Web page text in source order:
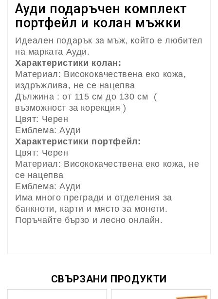
Ауди подаръчен комплект
портфейл и колан мъжки
Идеален подарък за мъж, който е любител
на марката Ауди.
Характеристики колан:
Материал: Висококачествена еко кожа,
издръжлива, не се нацепва
Дължина : от 115 см до 130 см (
възможност за корекция )
Цвят: Черен
Емблема: Ауди
Характеристики портфейл:
Цвят: Черен
Материал: Висококачествена еко кожа, не
се нацепва
Емблема: Ауди
Има много прегради и отделения за
банкноти, карти и място за монети.
Поръчайте бързо и лесно онлайн.
СВЪРЗАНИ ПРОДУКТИ